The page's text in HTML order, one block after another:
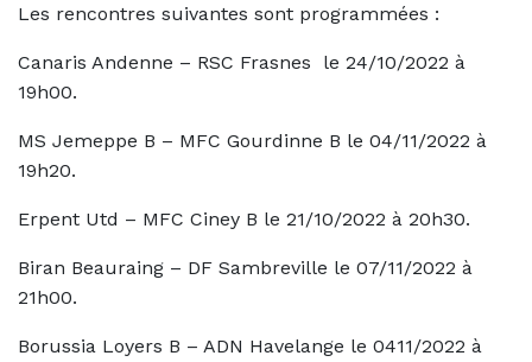
Les rencontres suivantes sont programmées :
Canaris Andenne – RSC Frasnes le 24/10/2022 à
19h00.
MS Jemeppe B – MFC Gourdinne B le 04/11/2022 à
19h20.
Erpent Utd – MFC Ciney B le 21/10/2022 à 20h30.
Biran Beauraing – DF Sambreville le 07/11/2022 à
21h00.
Borussia Loyers B – ADN Havelange le 0411/2022 à